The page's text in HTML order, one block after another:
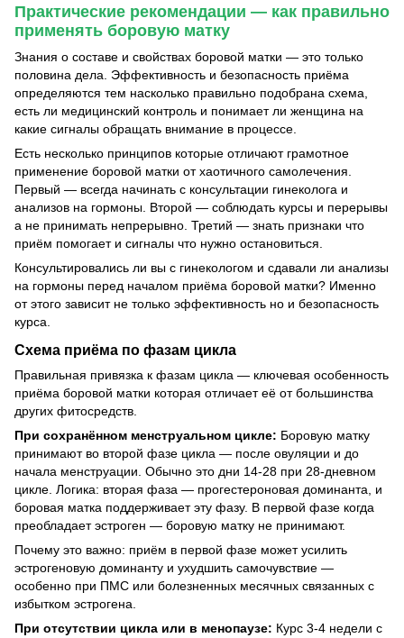
Практические рекомендации — как правильно
применять боровую матку
Знания о составе и свойствах боровой матки — это только
половина дела. Эффективность и безопасность приёма
определяются тем насколько правильно подобрана схема,
есть ли медицинский контроль и понимает ли женщина на
какие сигналы обращать внимание в процессе.
Есть несколько принципов которые отличают грамотное
применение боровой матки от хаотичного самолечения.
Первый — всегда начинать с консультации гинеколога и
анализов на гормоны. Второй — соблюдать курсы и перерывы
а не принимать непрерывно. Третий — знать признаки что
приём помогает и сигналы что нужно остановиться.
Консультировались ли вы с гинекологом и сдавали ли анализы
на гормоны перед началом приёма боровой матки? Именно
от этого зависит не только эффективность но и безопасность
курса.
Схема приёма по фазам цикла
Правильная привязка к фазам цикла — ключевая особенность
приёма боровой матки которая отличает её от большинства
других фитосредств.
При сохранённом менструальном цикле: Боровую матку
принимают во второй фазе цикла — после овуляции и до
начала менструации. Обычно это дни 14-28 при 28-дневном
цикле. Логика: вторая фаза — прогестероновая доминанта, и
боровая матка поддерживает эту фазу. В первой фазе когда
преобладает эстроген — боровую матку не принимают.
Почему это важно: приём в первой фазе может усилить
эстрогеновую доминанту и ухудшить самочувствие —
особенно при ПМС или болезненных месячных связанных с
избытком эстрогена.
При отсутствии цикла или в менопаузе: Курс 3-4 недели с